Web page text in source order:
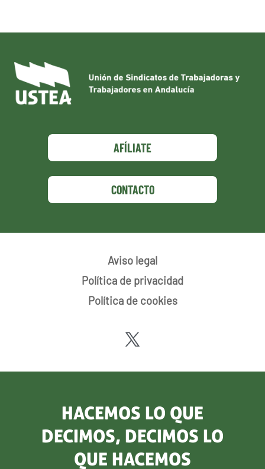
AFÍLIATE
CONTACTO
Aviso legal
Política de privacidad
Política de cookies
HACEMOS LO QUE
DECIMOS, DECIMOS LO
QUE HACEMOS